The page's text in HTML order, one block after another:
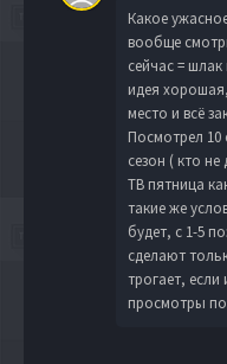
Какое
вообще
сейчас =
идея хорошая,
место и всё
Посмотрел 10
сезон ( кто
ТВ пятница
такие же
будет, с 1-5
сделают
трогает,
просмотры по